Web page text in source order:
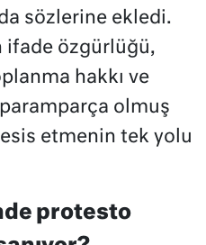
da sözlerine ekledi.
ifade özgürlüğü,
hakkı ve
olmuş
etmenin tek yolu
protesto